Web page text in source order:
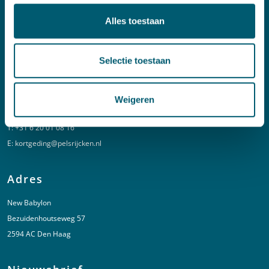
Alles toestaan
Selectie toestaan
Weigeren
E:info@pelsrijcken.nl
Spoed (Buiten kantoortijden)
T:+31 6 20 01 08 16
E: kortgeding@pelsrijcken.nl
Adres
New Babylon
Bezuidenhoutseweg 57
2594 AC Den Haag